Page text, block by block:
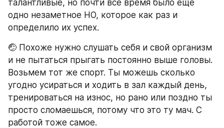
талантливые, но почти все время было еще
одно незаметное НО, которое как раз и
определило их успех.
🤕 Похоже нужно слушать себя и свой организм
и не пытаться прыгать постоянно выше головы.
Возьмем тот же спорт. Ты можешь сколько
угодно усираться и ходить в зал каждый день,
тренироваться на износ, но рано или поздно ты
просто сломаешься, потому что это ту мач. С
работой тоже самое.